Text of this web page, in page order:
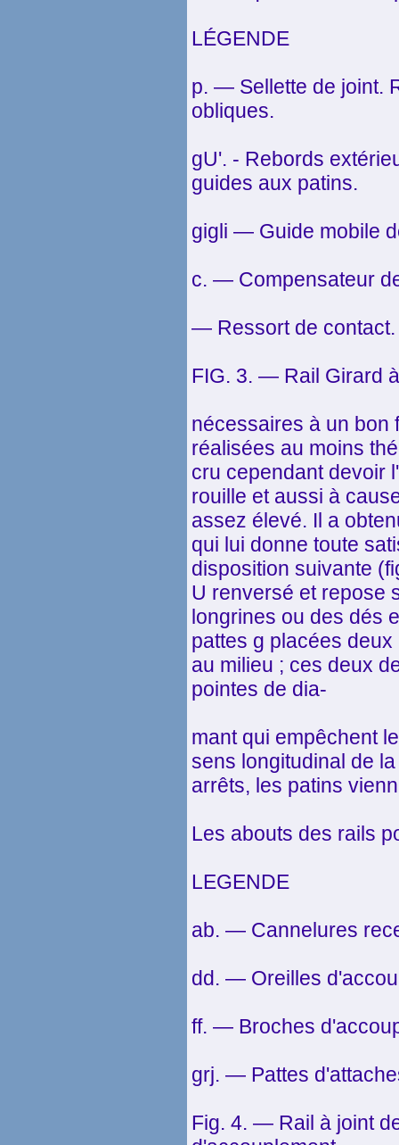
LÉGENDE
p. — Sellette de joint.
obliques.
gU'. - Rebords
guides aux patins.
gigli — Guide mobile
c. — Compensateur
— Ressort de contact.
FIG. 3. — Rail Girard
nécessaires à un bon
réalisées au moins
cru cependant devoir
rouille et aussi à
assez élevé. Il a
qui lui donne toute
disposition suivante
U renversé et repose
longrines ou des dés
pattes g placées
au milieu ; ces deux
pointes de dia-
mant qui empêchent
sens longitudinal de
arrêts, les patins
Les abouts des rails
LEGENDE
ab. — Cannelures
dd. — Oreilles
ff. — Broches
grj. — Pattes
Fig. 4. — Rail à joint